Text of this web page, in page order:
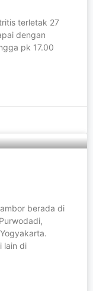
terletak 27
dengan
pk 17.00
berada di
lain di